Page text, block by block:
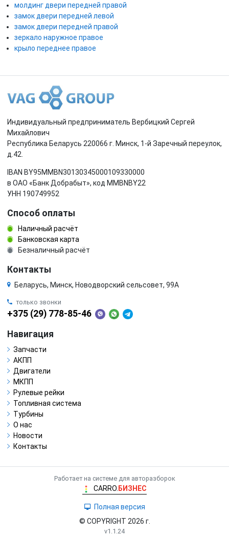
молдинг двери передней правой
замок двери передней левой
замок двери передней правой
зеркало наружное правое
крыло переднее правое
Индивидуальный предприниматель Вербицкий Сергей
Михайлович
Республика Беларусь 220066 г. Минск, 1-й Заречный переулок,
д.42.
IBAN BY95MMBN30130345000109330000
в ОАО «Банк Добрабыт», код MMBNBY22
УНН 190749952
Способ оплаты
Наличный расчёт
Банковская карта
Безналичный расчёт
Контакты
Беларусь, Минск, Новодворский сельсовет, 99А
только звонки
+375 (29) 778-85-46
Навигация
Запчасти
АКПП
Двигатели
МКПП
Рулевые рейки
Топливная система
Турбины
О нас
Новости
Контакты
Работает на системе для авторазборок
CARRO. БИЗНЕС
Полная версия
© COPYRIGHT 2026 г.
v1.1.24